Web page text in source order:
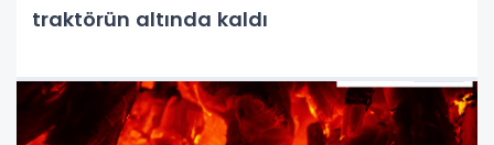
traktörün altında kaldı